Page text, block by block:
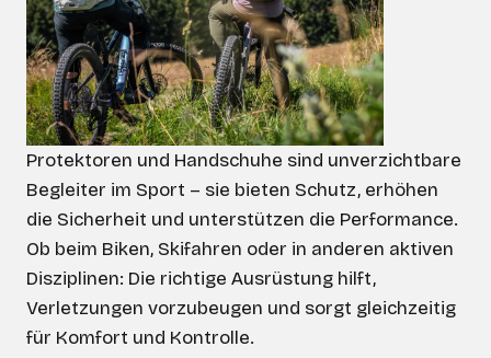
Protektoren und Handschuhe sind unverzichtbare
Begleiter im Sport – sie bieten Schutz, erhöhen
die Sicherheit und unterstützen die Performance.
Ob beim Biken, Skifahren oder in anderen aktiven
Disziplinen: Die richtige Ausrüstung hilft,
Verletzungen vorzubeugen und sorgt gleichzeitig
für Komfort und Kontrolle.